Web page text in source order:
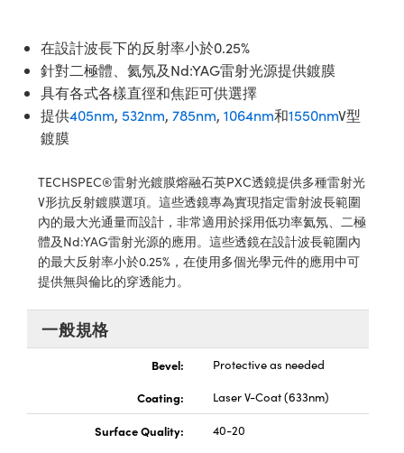
| 超快光學
Sputtering) Coated Optics |
濺鍍）鍍膜光學元件
Elements (DOE) | 繞射光
Lenses | 變焦鏡頭模組
| 顯微鏡標靶
Stage Micrometers | 刻劃板或
Mechanics | 顯微鏡用結構件
and Couplers | 中繼鏡或耦合鏡
Microscopes | 袖珍顯微鏡
鏡
Interface Cameras | 高速接口相
| 模擬相機
Development Systems
Optical Company
Components
Labs™
在設計波長下的反射率小於0.25%
針對二極體、氦氖及Nd:YAG雷射光源提供鍍膜
具有各式各樣直徑和焦距可供選擇
提供405nm, 532nm, 785nm, 1064nm和1550nmV型
鍍膜
TECHSPEC®雷射光鍍膜熔融石英PXC透鏡提供多種雷射光
V形抗反射鍍膜選項。這些透鏡專為實現指定雷射波長範圍
內的最大光通量而設計，非常適用於採用低功率氦氖、二極
體及Nd:YAG雷射光源的應用。這些透鏡在設計波長範圍內
的最大反射率小於0.25%，在使用多個光學元件的應用中可
提供無與倫比的穿透能力。
一般規格
Bevel:
Protective as needed
Coating:
Laser V-Coat (633nm)
Surface Quality:
40-20